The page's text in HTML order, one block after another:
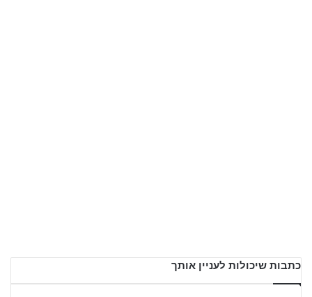
כתבות שיכולות לעניין אותך